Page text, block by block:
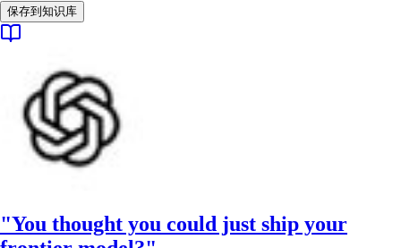
保存到知识库
"You thought you could just ship your